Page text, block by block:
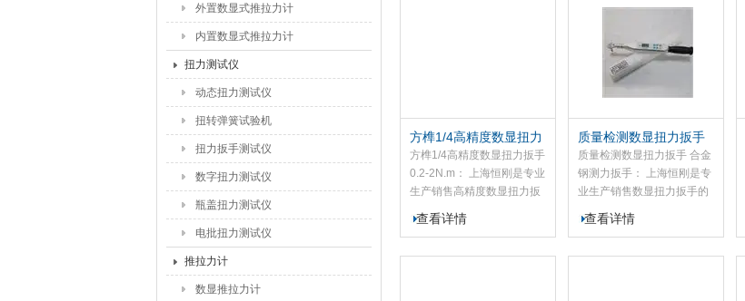
外置数显式推拉力计
内置数显式推拉力计
扭力测试仪
动态扭力测试仪
扭转弹簧试验机
扭力扳手测试仪
数字扭力测试仪
瓶盖扭力测试仪
电批扭力测试仪
推拉力计
数显推拉力计
品质量的专用检测工具。
数显扭力扳手适用于汽车行
业、机械行业等的螺栓紧固
及控制。
方榫1/4高精度数显扭力
扳手 0.2-2N.m
方榫1/4高精度数显扭力扳手
0.2-2N.m： 上海恒刚是专业
生产销售高精度数显扭力扳
手的厂家，我司的SGSX系
列高精度数显扭力扳手​是螺
查看详情
质量检测数显扭力扳手
合金钢测力扳手
质量检测数显扭力扳手 合金
钢测力扳手： 上海恒刚是专
业生产销售数显扭力扳手的
厂家，我司的SGYX 系列数
显扭力扳手​依托标准化测量
查看详情